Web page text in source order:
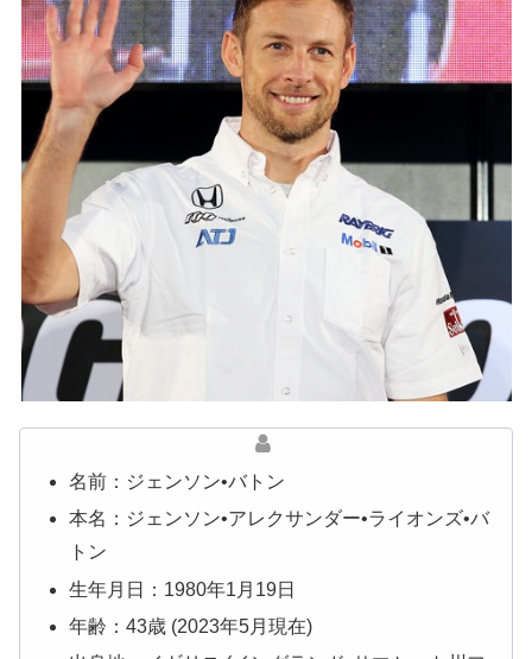
名前：ジェンソン•バトン
本名：ジェンソン•アレクサンダー•ライオンズ•バ
トン
生年月日：1980年1月19日
年齢：43歳 (2023年5月現在)